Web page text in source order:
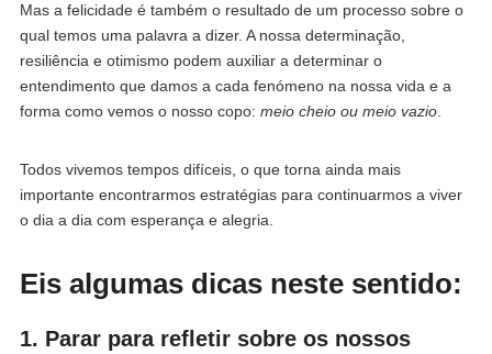
Mas a felicidade é também o resultado de um processo sobre o
qual temos uma palavra a dizer. A nossa determinação,
resiliência e otimismo podem auxiliar a determinar o
entendimento que damos a cada fenómeno na nossa vida e a
forma como vemos o nosso copo: meio cheio ou meio vazio.
Todos vivemos tempos difíceis, o que torna ainda mais
importante encontrarmos estratégias para continuarmos a viver
o dia a dia com esperança e alegria.
Eis algumas dicas neste sentido:
1. Parar para refletir sobre os nossos